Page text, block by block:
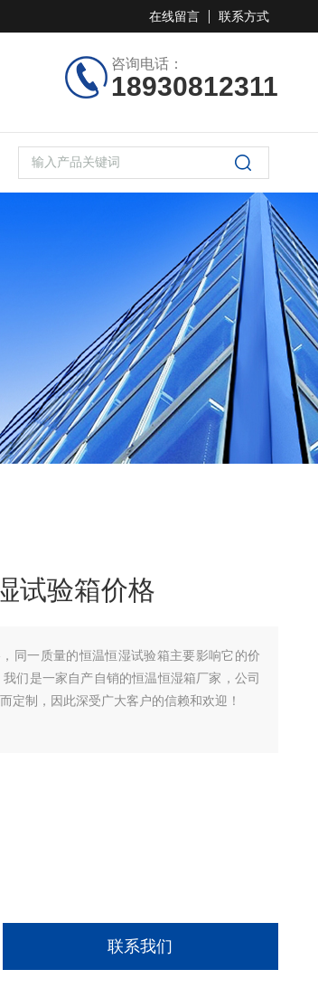
在线留言 联系方式
咨询电话：
18930812311
试验箱价格
同一质量的恒温恒湿试验箱主要影响它的价
们是一家自产自销的恒温恒湿箱厂家，公司
定制，因此深受广大客户的信赖和欢迎！
联系我们